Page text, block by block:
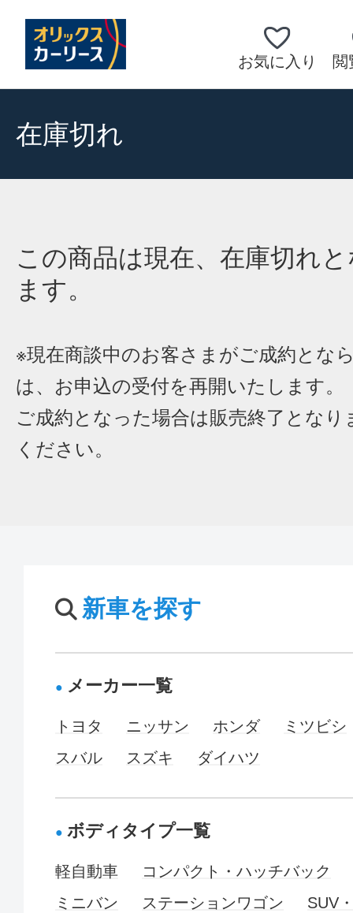
お気に入り 閲
在庫切れ
この商品は現在、在庫切れ
ます。
※現在商談中のお客さまがご成約とな
は、お申込の受付を再開いたします。
ご成約となった場合は販売終了となり
ください。
新車を探す
メーカー一覧
トヨタ ニッサン ホンダ
ミツビシ
スバル
スズキ ダイハツ
ボディタイプ一覧
軽自動車
コンパクト・ハッチバック
ミニバン
ステーションワゴン
SUV